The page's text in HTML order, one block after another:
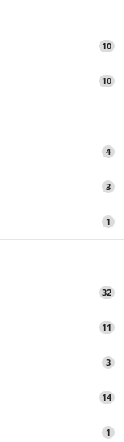
10
10
4
3
1
32
11
3
14
1